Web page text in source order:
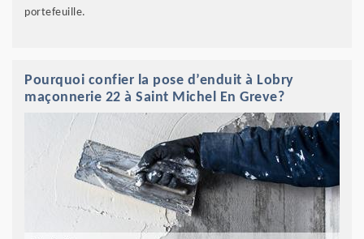
portefeuille.
Pourquoi confier la pose d’enduit à Lobry
maçonnerie 22 à Saint Michel En Greve?